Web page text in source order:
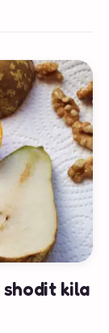
shodit kila